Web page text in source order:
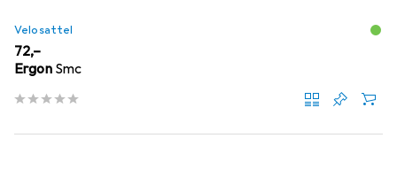
Velosattel
EUR
72,–
Ergon Smc